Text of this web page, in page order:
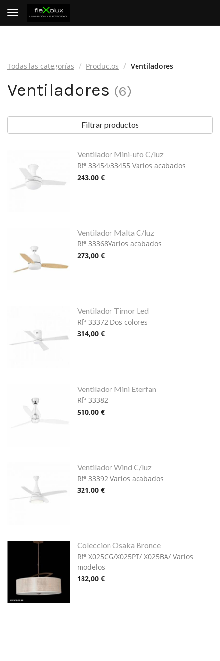
Toggle navigation
Todas las categorías Productos Ventiladores
Ventiladores (6)
Filtrar productos
Ventilador Mini-ufo C/luz
Rfª 33454/33455 Varios acabados
243,00 €
Ventilador Malta C/luz
Rfª 33368Varios acabados
273,00 €
Ventilador Timor Led
Rfª 33372 Dos colores
314,00 €
Ventilador Mini Eterfan
Rfª 33382
510,00 €
Ventilador Wind C/luz
Rfª 33392 Varios acabados
321,00 €
Coleccion Osaka Bronce
Rfª X025CG/X025PT/ X025BA/ Varios
modelos
182,00 €